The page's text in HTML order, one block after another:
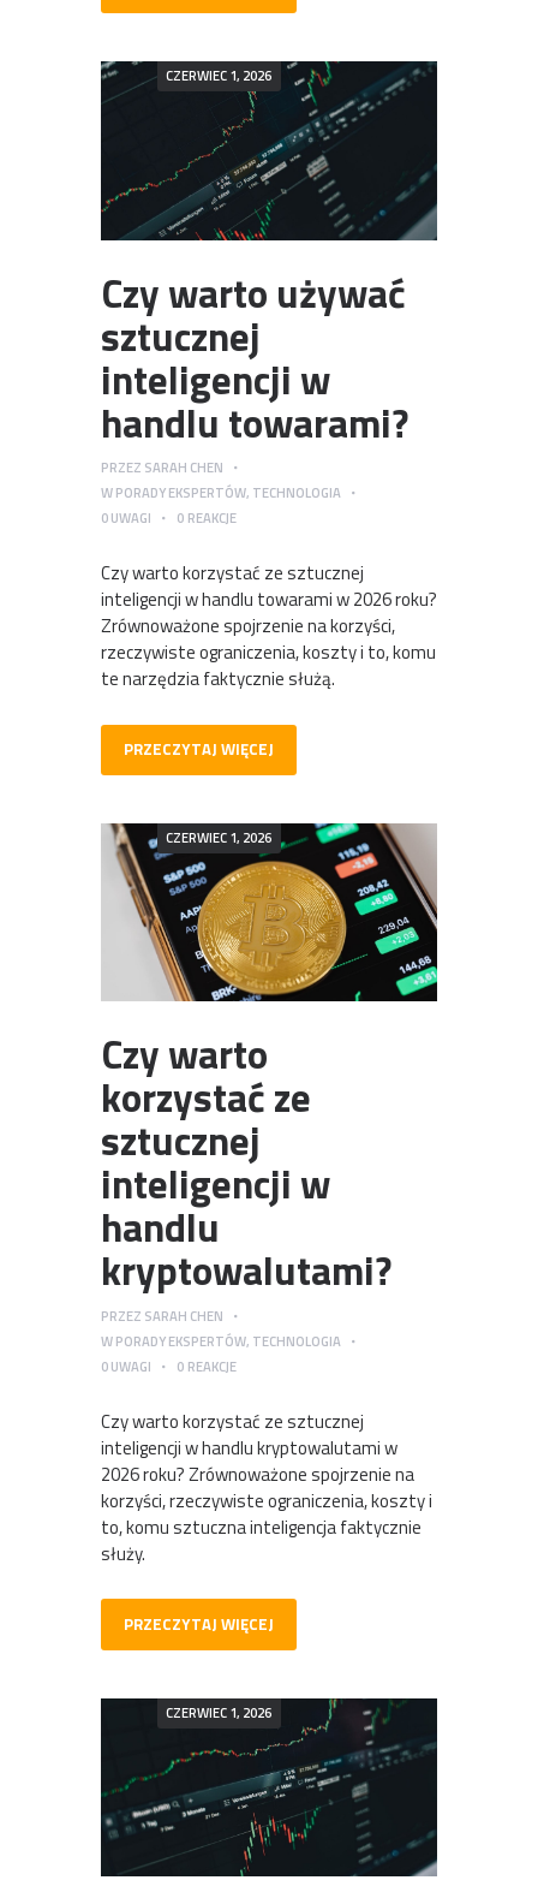
CZERWIEC 1, 2026
Czy warto używać
sztucznej
inteligencji w
handlu towarami?
PRZEZ SARAH CHEN
WPORADY EKSPERTÓW, TECHNOLOGIA
0UWAGI 0 REAKCJE
Czy warto korzystać ze sztucznej
inteligencji w handlu towarami w 2026 roku?
Zrównoważone spojrzenie na korzyści,
rzeczywiste ograniczenia, koszty i to, komu
te narzędzia faktycznie służą.
PRZECZYTAJ WIĘCEJ
CZERWIEC 1, 2026
Czy warto
korzystać ze
sztucznej
inteligencji w
handlu
kryptowalutami?
PRZEZ SARAH CHEN
WPORADY EKSPERTÓW, TECHNOLOGIA
0UWAGI 0 REAKCJE
Czy warto korzystać ze sztucznej
inteligencji w handlu kryptowalutami w
2026 roku? Zrównoważone spojrzenie na
korzyści, rzeczywiste ograniczenia, koszty i
to, komu sztuczna inteligencja faktycznie
służy.
PRZECZYTAJ WIĘCEJ
CZERWIEC 1, 2026